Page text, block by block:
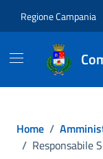
Regione Campania
Home /
/ Responsabile